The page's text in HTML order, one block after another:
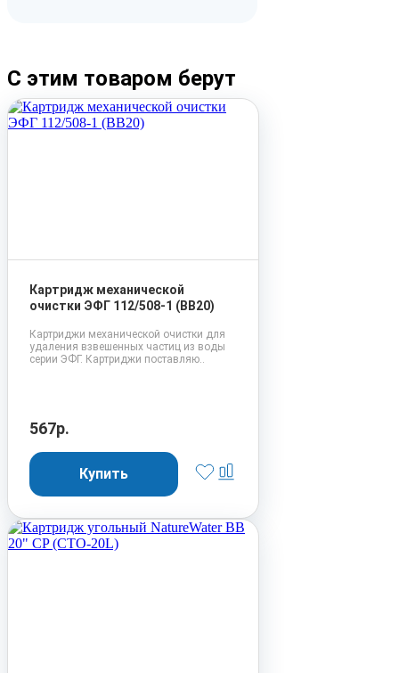
С этим товаром берут
Картридж механической
очистки ЭФГ 112/508-1 (BB20)
Картриджи механической очистки для
удаления взвешенных частиц из воды
серии ЭФГ. Картриджи поставляю..
567р.